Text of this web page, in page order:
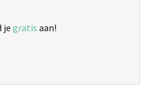
je gratis aan!